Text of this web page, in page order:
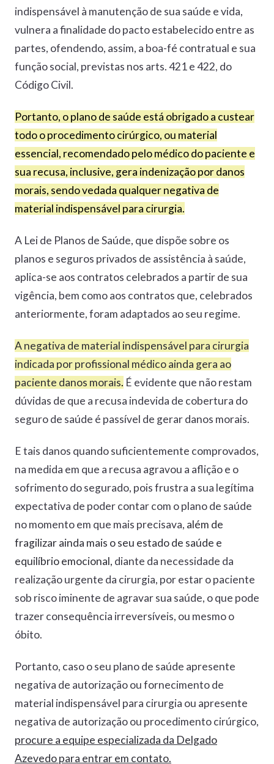
indispensável à manutenção de sua saúde e vida,
vulnera a finalidade do pacto estabelecido entre as
partes, ofendendo, assim, a boa-fé contratual e sua
função social, previstas nos arts. 421 e 422, do
Código Civil.
Portanto, o plano de saúde está obrigado a custear
todo o procedimento cirúrgico, ou material
essencial, recomendado pelo médico do paciente e
sua recusa, inclusive, gera indenização por danos
morais, sendo vedada qualquer negativa de
material indispensável para cirurgia.
A Lei de Planos de Saúde, que dispõe sobre os
planos e seguros privados de assistência à saúde,
aplica-se aos contratos celebrados a partir de sua
vigência, bem como aos contratos que, celebrados
anteriormente, foram adaptados ao seu regime.
A negativa de material indispensável para cirurgia
indicada por profissional médico ainda gera ao
paciente danos morais. É evidente que não restam
dúvidas de que a recusa indevida de cobertura do
seguro de saúde é passível de gerar danos morais.
E tais danos quando suficientemente comprovados,
na medida em que a recusa agravou a aflição e o
sofrimento do segurado, pois frustra a sua legítima
expectativa de poder contar com o plano de saúde
no momento em que mais precisava, além de
fragilizar ainda mais o seu estado de saúde e
equilíbrio emocional, diante da necessidade da
realização urgente da cirurgia, por estar o paciente
sob risco iminente de agravar sua saúde, o que pode
trazer consequência irreversíveis, ou mesmo o
óbito.
Portanto, caso o seu plano de saúde apresente
negativa de autorização ou fornecimento de
material indispensável para cirurgia ou apresente
negativa de autorização ou procedimento cirúrgico,
procure a equipe especializada da Delgado
Azevedo para entrar em contato.